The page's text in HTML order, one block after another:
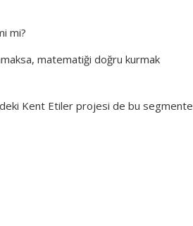
mi?
matematiği doğru kurmak
Kent Etiler projesi de bu segmente